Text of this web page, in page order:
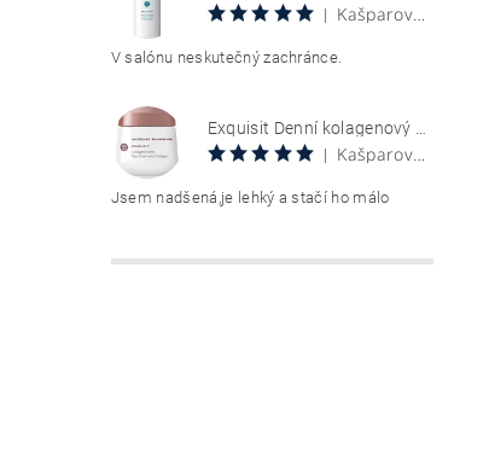
|
Kašparová Vendula
V salónu neskutečný zachránce.
Exquisit Denní kolagenový krém 50 ml Collagen Creme Tag
|
Kašparová Vendula
Jsem nadšená,je lehký a stačí ho málo